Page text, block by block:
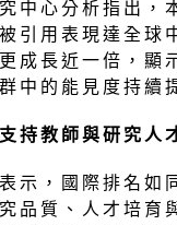
中心分析指出，
引用表現達全球
成長近一倍，顯
中的能見度持續
持教師與研究人
示，國際排名如
品質、人才培育